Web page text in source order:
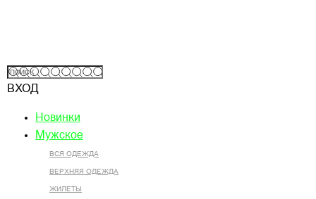
ВХОД
Новинки
Мужское
ВСЯ ОДЕЖДА
ВЕРХНЯЯ ОДЕЖДА
ЖИЛЕТЫ